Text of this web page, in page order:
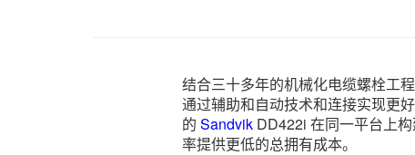
结合三十多年的机械化电缆螺栓工
通过辅助和自动技术和连接实现更好
的 SandvikDD422i 在同一平台上
率提供更低的总拥有成本。